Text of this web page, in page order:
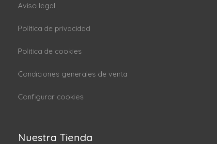
Aviso legal
Política de privacidad
Politica de cookies
Condiciones generales de venta
Configurar cookies
Nuestra Tienda